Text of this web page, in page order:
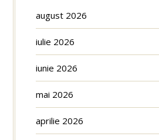
august 2026
iulie 2026
iunie 2026
mai 2026
aprilie 2026